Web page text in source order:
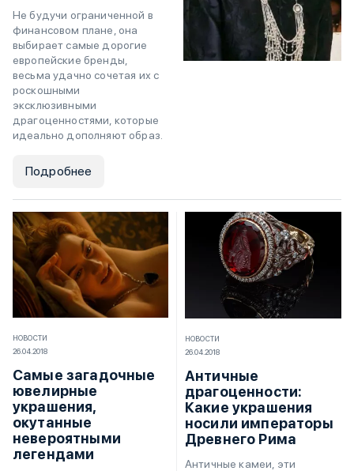
Не будучи ограниченной в
финансовом плане, она
выбирает самые дорогие
европейские бренды,
весьма удачно сочетая их с
роскошными
эксклюзивными
драгоценностями, которые
идеально дополняют образ.
Подробнее
НОВОСТИ
26.04.2018
Самые загадочные
ювелирные
украшения,
окутанные
невероятными
легендами
НОВОСТИ
26.04.2018
Античные
драгоценности:
Какие украшения
носили императоры
Древнего Рима
Античные камеи, эти